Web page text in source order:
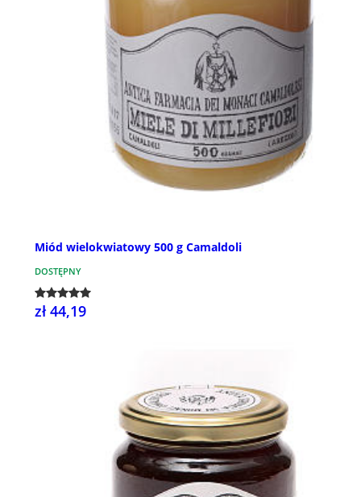
Miód wielokwiatowy 500 g Camaldoli
DOSTĘPNY
zł 44,19